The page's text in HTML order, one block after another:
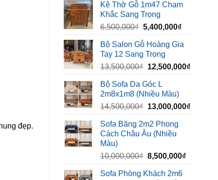
là:
3,500,000₫.
tại
Kệ Thờ Gỗ 1m47 Chạm
Khắc Sang Trọng
6,500,000₫ Giá
là:
6,500,000₫.
5,400,000₫Giá
tại
Bộ Salon Gỗ Hoàng Gia
Tay 12 Sang Trọng
13,500,000₫ Giá
là:
13,500,000₫.
12,500,000₫Giá
Bộ Sofa Da Góc L
2m8x1m8 (Nhiều Màu)
14,500,000₫ Giá
là:
14,500,000₫.
13,000,000₫Giá
Sofa Băng 2m2 Phong
Cách Châu Âu (Nhiều
Màu)
10,000,000₫ Giá
là:
8,500,000₫Giá
Sofa Phòng Khách 2m6
đẹp.